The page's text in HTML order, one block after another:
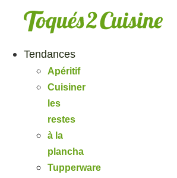
Tendances
Apéritif
Cuisiner
les
restes
à la
plancha
Tupperware